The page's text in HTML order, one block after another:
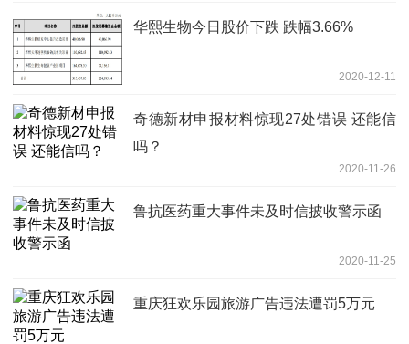
华熙生物今日股价下跌 跌幅3.66%
2020-12-11
奇德新材申报材料惊现27处错误 还能信
吗？
2020-11-26
鲁抗医药重大事件未及时信披收警示函
2020-11-25
重庆狂欢乐园旅游广告违法遭罚5万元